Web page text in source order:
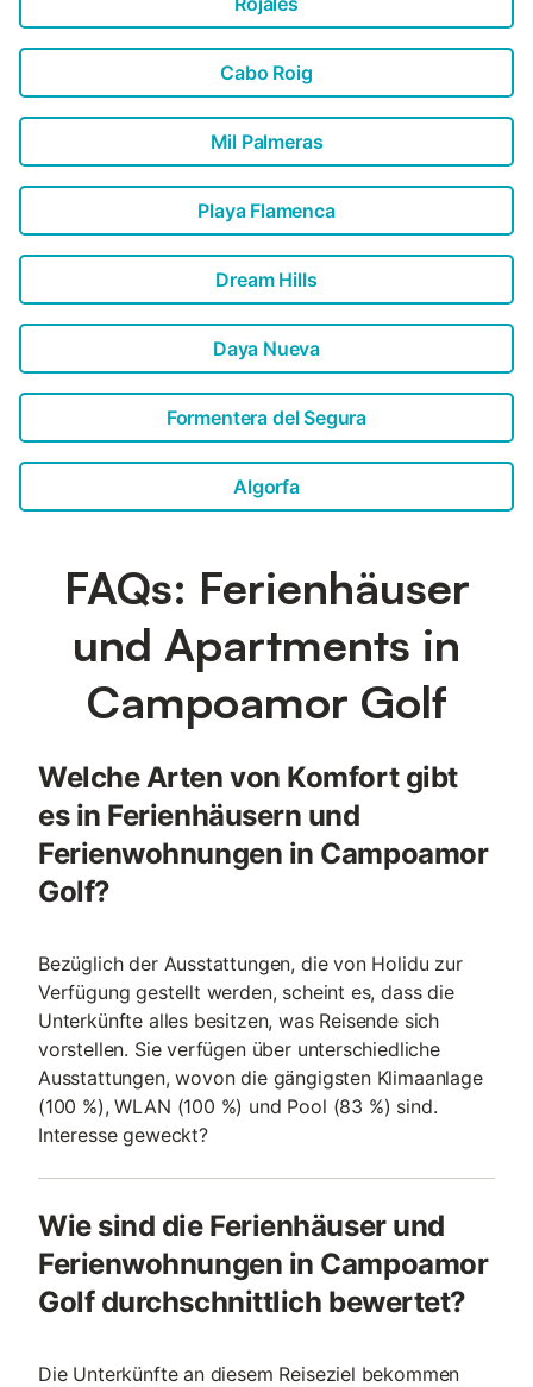
Cabo Roig
Mil Palmeras
Playa Flamenca
Dream Hills
Daya Nueva
Formentera del Segura
Algorfa
FAQs: Ferienhäuser
und Apartments in
Campoamor Golf
Welche Arten von Komfort gibt
es in Ferienhäusern und
Ferienwohnungen in Campoamor
Golf?
Bezüglich der Ausstattungen, die von Holidu zur
Verfügung gestellt werden, scheint es, dass die
Unterkünfte alles besitzen, was Reisende sich
vorstellen. Sie verfügen über unterschiedliche
Ausstattungen, wovon die gängigsten Klimaanlage
(100 %), WLAN (100 %) und Pool (83 %) sind.
Interesse geweckt?
Wie sind die Ferienhäuser und
Ferienwohnungen in Campoamor
Golf durchschnittlich bewertet?
Die Unterkünfte an diesem Reiseziel bekommen